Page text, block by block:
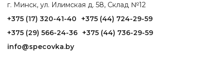
г. Минск, ул. Илимская д. 58, Склад №12
+375 (17) 320-41-40
+375 (44) 724-29-59
+375 (29) 566-24-36 +375 (44) 736-29-59
info@specovka.by